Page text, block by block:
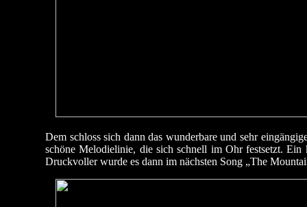
Dem schloss sich dann das wunderbare und sehr
schöne Melodielinie, die sich schnell im Ohr festsetzt.
Druckvoller wurde es dann im nächsten Song „The